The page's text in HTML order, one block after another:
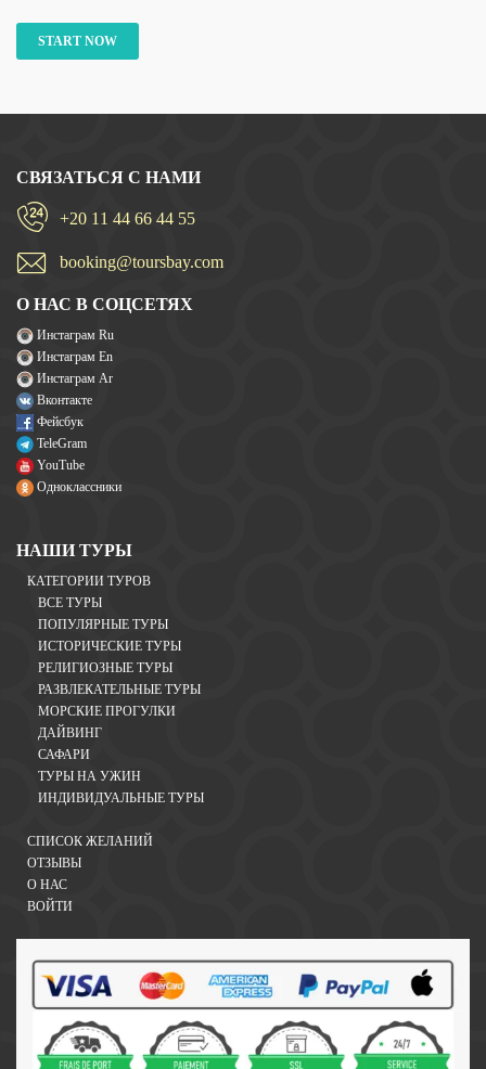
START NOW
СВЯЗАТЬСЯ С НАМИ
+20 11 44 66 44 55
booking@toursbay.com
О НАС В СОЦСЕТЯХ
Инстаграм Ru
Инстаграм En
Инстаграм Ar
Вконтакте
Фейсбук
TeleGram
YouTube
Одноклассники
НАШИ ТУРЫ
КАТЕГОРИИ ТУРОВ
ВСЕ ТУРЫ
ПОПУЛЯРНЫЕ ТУРЫ
ИСТОРИЧЕСКИЕ ТУРЫ
РЕЛИГИОЗНЫЕ ТУРЫ
РАЗВЛЕКАТЕЛЬНЫЕ ТУРЫ
МОРСКИЕ ПРОГУЛКИ
ДАЙВИНГ
САФАРИ
ТУРЫ НА УЖИН
ИНДИВИДУАЛЬНЫЕ ТУРЫ
СПИСОК ЖЕЛАНИЙ
ОТЗЫВЫ
О НАС
ВОЙТИ